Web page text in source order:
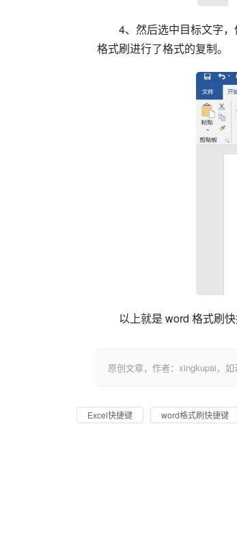
4、然后选中目标文字
格式刷进行了格式的复制。
以上就是 word 格式刷
原创文章，作者：xingkupai，
Excel快捷键 word格式刷快捷键